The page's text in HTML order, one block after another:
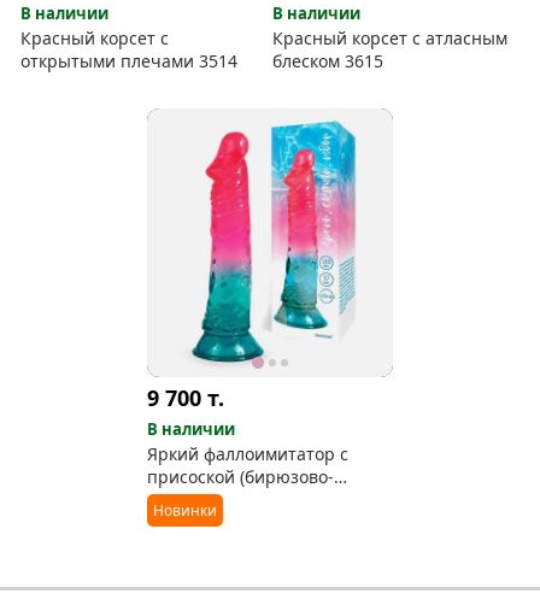
В наличии
Красный корсет с
открытыми плечами 3514
В наличии
Красный корсет с атласным
блеском 3615
9 700 т.
В наличии
Яркий фаллоимитатор с
присоской (бирюзово-
красный)
Новинки